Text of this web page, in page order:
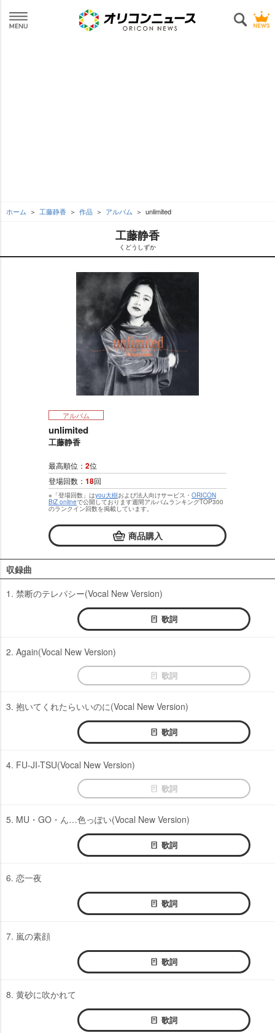
ホーム 工藤静香 作品 アルバム unlimited
工藤静香
くどうしずか
アルバム
unlimited
工藤静香
最高順位： 2位
登場回数： 18回
※「登場回数」はyou大樹および法人向けサービス・ ORICON
BiZ onlineで公開しております週間アルバムランキングTOP300
のランクイン回数を掲載しています。
商品購入
収録曲
1. 禁断のテレパシー(Vocal New Version)
歌詞
2. Again(Vocal New Version)
歌詞
3. 抱いてくれたらいいのに(Vocal New Version)
歌詞
4. FU-JI-TSU(Vocal New Version)
歌詞
5. MU・GO・ん…色っぽい(Vocal New Version)
歌詞
6. 恋一夜
歌詞
7. 嵐の素顔
歌詞
8. 黄砂に吹かれて
歌詞